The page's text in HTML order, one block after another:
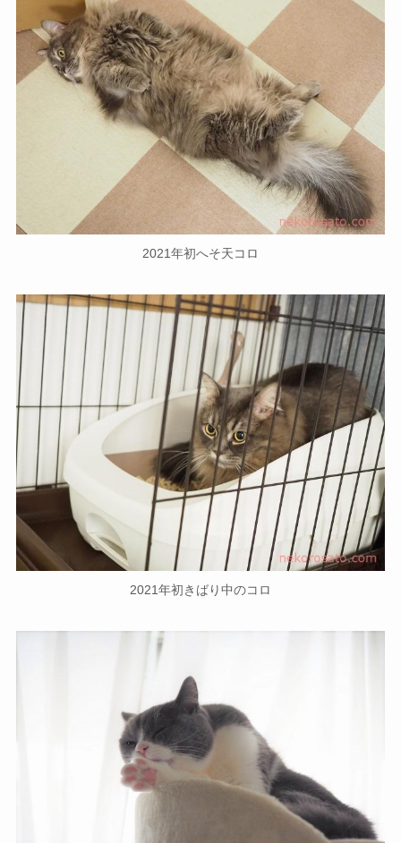
2021年初へそ天コロ
2021年初きばり中のコロ